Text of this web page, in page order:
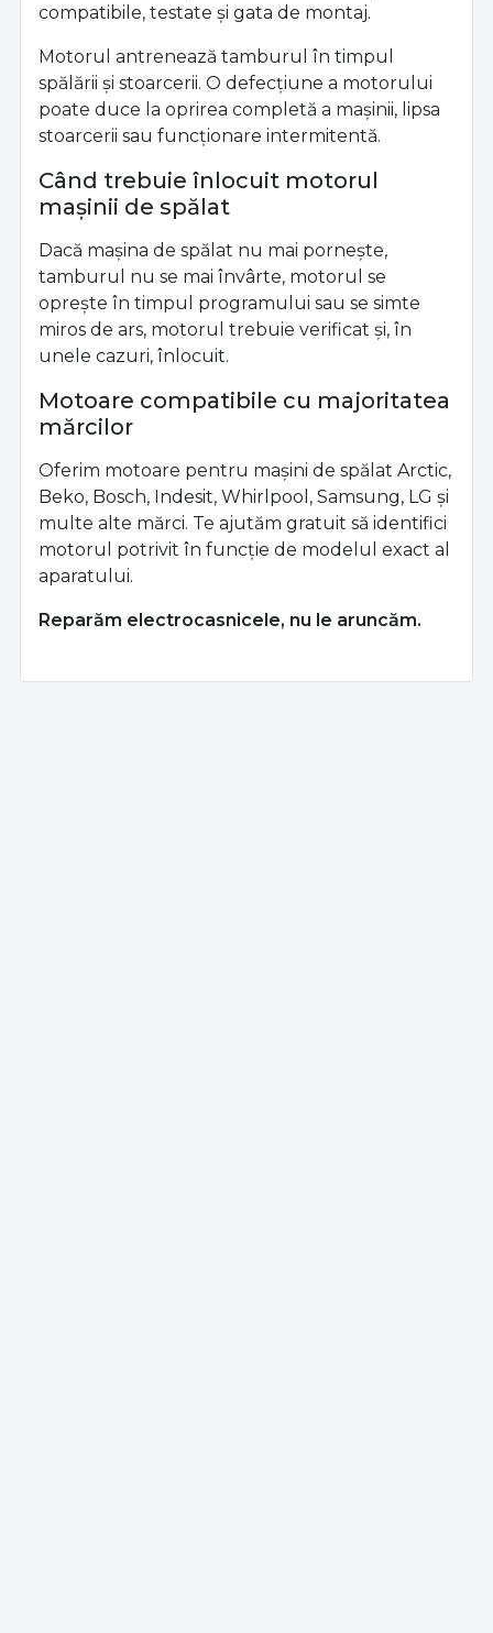
compatibile, testate și gata de montaj.
Motorul antrenează tamburul în timpul
spălării și stoarcerii. O defecțiune a motorului
poate duce la oprirea completă a mașinii, lipsa
stoarcerii sau funcționare intermitentă.
Când trebuie înlocuit motorul
mașinii de spălat
Dacă mașina de spălat nu mai pornește,
tamburul nu se mai învârte, motorul se
oprește în timpul programului sau se simte
miros de ars, motorul trebuie verificat și, în
unele cazuri, înlocuit.
Motoare compatibile cu majoritatea
mărcilor
Oferim motoare pentru mașini de spălat Arctic,
Beko, Bosch, Indesit, Whirlpool, Samsung, LG și
multe alte mărci. Te ajutăm gratuit să identifici
motorul potrivit în funcție de modelul exact al
aparatului.
Reparăm electrocasnicele, nu le aruncăm.